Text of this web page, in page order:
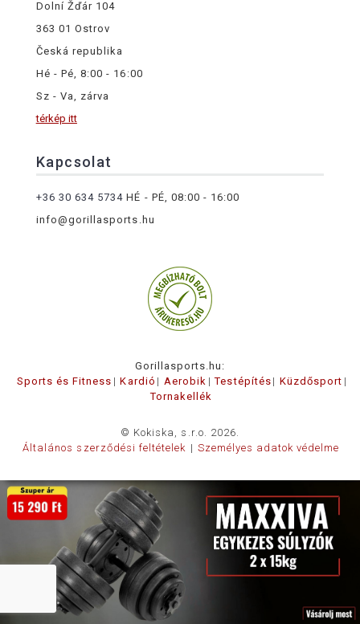
Dolní Žďár 104
363 01 Ostrov
Česká republika
Hé - Pé, 8:00 - 16:00
Sz - Va, zárva
térkép itt
Kapcsolat
+36 30 634 5734 HÉ - PÉ, 08:00 - 16:00
info@gorillasports.hu
Gorillasports.hu:
Sports és Fitness
Kardió Aerobik Testépítés
Küzdősport
Tornakellék
© Kokiska, s.r.o. 2026.
Általános szerződési feltételek
Személyes adatok védelme